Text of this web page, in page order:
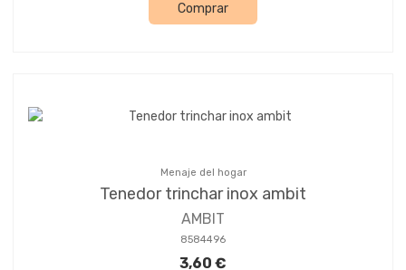
Comprar
Menaje del hogar
Tenedor trinchar inox ambit
AMBIT
8584496
3,60 €